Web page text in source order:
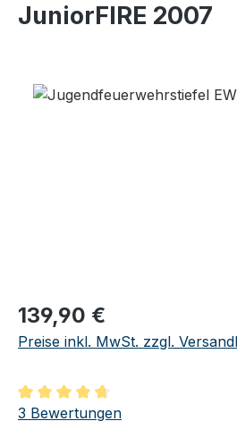
JuniorFIRE 2007
Regulärer Preis:
139,90 €
Preise inkl. MwSt. zzgl.
Durchschnittliche Bewertung
3 Bewertungen